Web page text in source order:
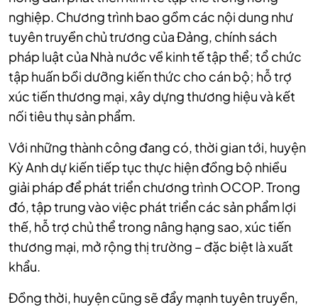
nghiệp. Chương trình bao gồm các nội dung như
tuyên truyền chủ trương của Đảng, chính sách
pháp luật của Nhà nước về kinh tế tập thể; tổ chức
tập huấn bồi dưỡng kiến thức cho cán bộ; hỗ trợ
xúc tiến thương mại, xây dựng thương hiệu và kết
nối tiêu thụ sản phẩm.​
Với những thành công đang có, thời gian tới, huyện
Kỳ Anh dự kiến tiếp tục thực hiện đồng bộ nhiều
giải pháp để phát triển chương trình OCOP. Trong
đó, tập trung vào việc phát triển các sản phẩm lợi
thế, hỗ trợ chủ thể trong nâng hạng sao, xúc tiến
thương mại, mở rộng thị trường – đặc biệt là xuất
khẩu.
Đồng thời, huyện cũng sẽ đẩy mạnh tuyên truyền,